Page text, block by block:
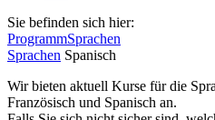
Sie befinden sich hier:
ProgrammSprachen
Sprachen Spanisch
Wir bieten aktuell Kurse für die
Französisch und Spanisch an.